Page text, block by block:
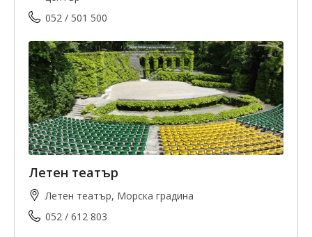
052 / 501 500
Летен театър
Летен театър, Морска градина
052 / 612 803